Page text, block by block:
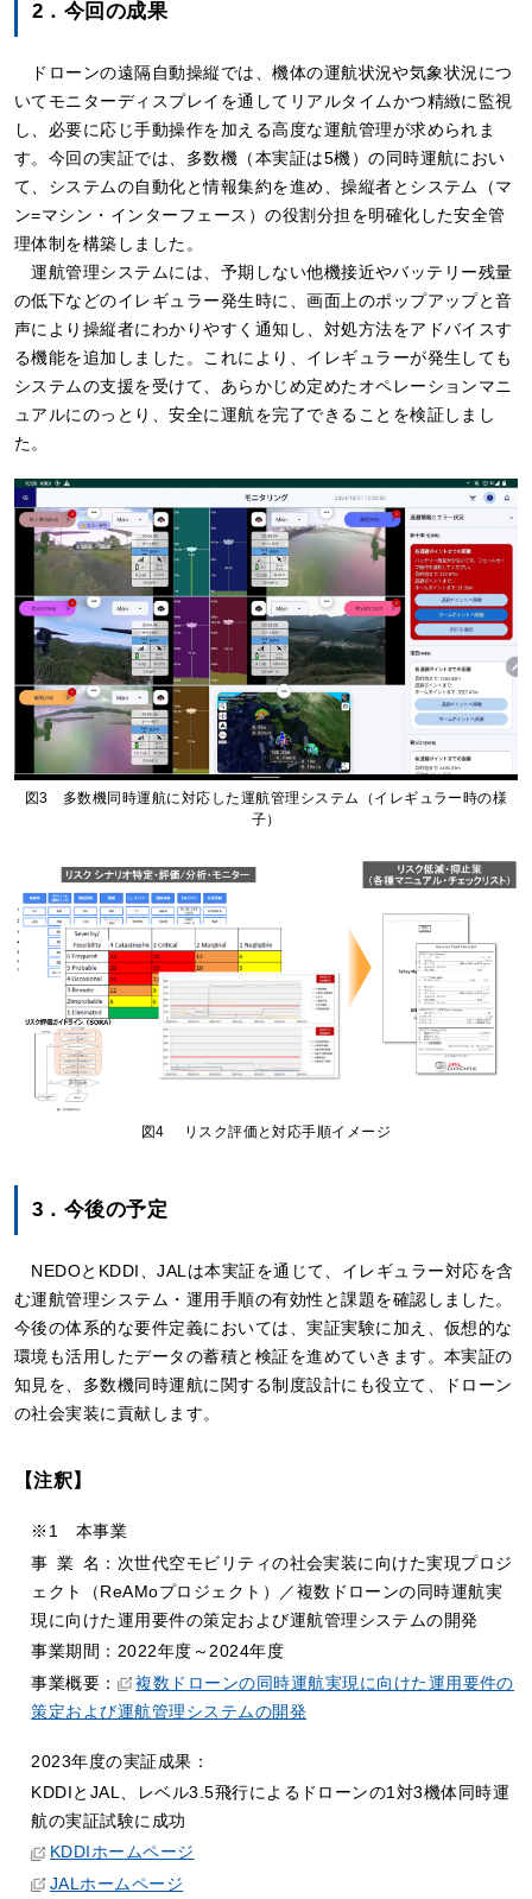
2．今回の成果
ドローンの遠隔自動操縦では、機体の運航状況や気象状況につ
いてモニターディスプレイを通してリアルタイムかつ精緻に監視
し、必要に応じ手動操作を加える高度な運航管理が求められま
す。今回の実証では、多数機（本実証は5機）の同時運航におい
て、システムの自動化と情報集約を進め、操縦者とシステム（マ
ン=マシン・インターフェース）の役割分担を明確化した安全管
理体制を構築しました。
運航管理システムには、予期しない他機接近やバッテリー残量
の低下などのイレギュラー発生時に、画面上のポップアップと音
声により操縦者にわかりやすく通知し、対処方法をアドバイスす
る機能を追加しました。これにより、イレギュラーが発生しても
システムの支援を受けて、あらかじめ定めたオペレーションマニ
ュアルにのっとり、安全に運航を完了できることを検証しまし
た。
図3 多数機同時運航に対応した運航管理システム（イレギュラー時の様
子）
図4 リスク評価と対応手順イメージ
3．今後の予定
NEDOとKDDI、JALは本実証を通じて、イレギュラー対応を含
む運航管理システム・運用手順の有効性と課題を確認しました。
今後の体系的な要件定義においては、実証実験に加え、仮想的な
環境も活用したデータの蓄積と検証を進めていきます。本実証の
知見を、多数機同時運航に関する制度設計にも役立て、ドローン
の社会実装に貢献します。
【注釈】
※1 本事業
事 業 名： 次世代空モビリティの社会実装に向けた実現プロジ
ェクト（ReAMoプロジェクト）／複数ドローンの同時運航実
現に向けた運用要件の策定および運航管理システムの開発
事業期間：2022年度～2024年度
事業概要：
複数ドローンの同時運航実現に向けた運用要件の
策定および運航管理システムの開発
2023年度の実証成果：
KDDIとJAL、レベル3.5飛行によるドローンの1対3機体同時運
航の実証試験に成功
KDDIホームページ
JALホームページ